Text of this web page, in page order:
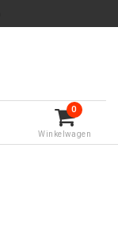
0
Winkelwagen